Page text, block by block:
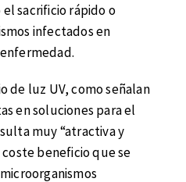
sacrificio rápido o
infectados en
de luz UV, como señalan
en soluciones para el
muy “atractiva y
beneficio que se